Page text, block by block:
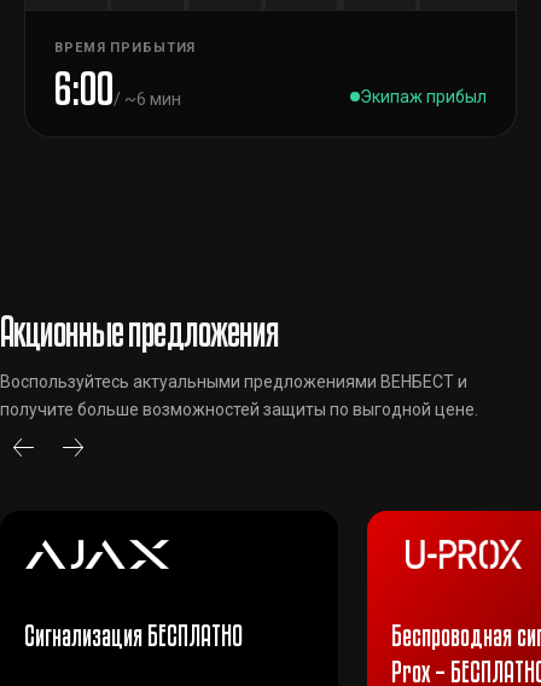
ВРЕМЯ ПРИБЫТИЯ
6:00/ ~6 мин Экипаж прибыл
Акционные предложения
Воспользуйтесь актуальными предложениями ВЕНБЕСТ и
получите больше возможностей защиты по выгодной цене.
Сигнализация БЕСПЛАТНО
Беспроводная
Prox –